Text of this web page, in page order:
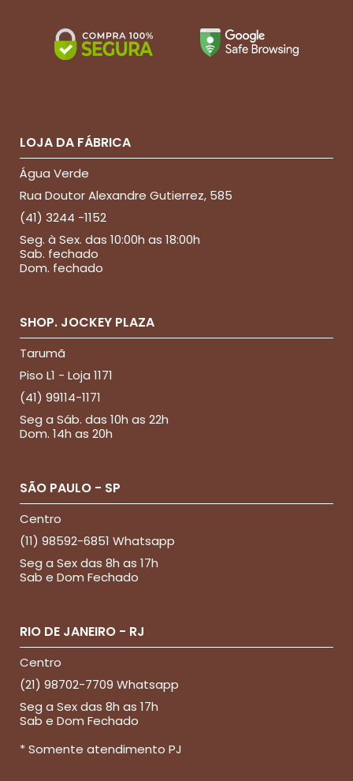
LOJA DA FÁBRICA
Água Verde
Rua Doutor Alexandre Gutierrez, 585
(41) 3244 -1152
Seg. à Sex. das 10:00h as 18:00h
Sab. fechado
Dom. fechado
SHOP. JOCKEY PLAZA
Tarumã
Piso L1 - Loja 1171
(41) 99114-1171
Seg a Sáb. das 10h as 22h
Dom. 14h as 20h
SÃO PAULO - SP
Centro
(11) 98592-6851 Whatsapp
Seg a Sex das 8h as 17h
Sab e Dom Fechado
RIO DE JANEIRO - RJ
Centro
(21) 98702-7709 Whatsapp
Seg a Sex das 8h as 17h
Sab e Dom Fechado
* Somente atendimento PJ